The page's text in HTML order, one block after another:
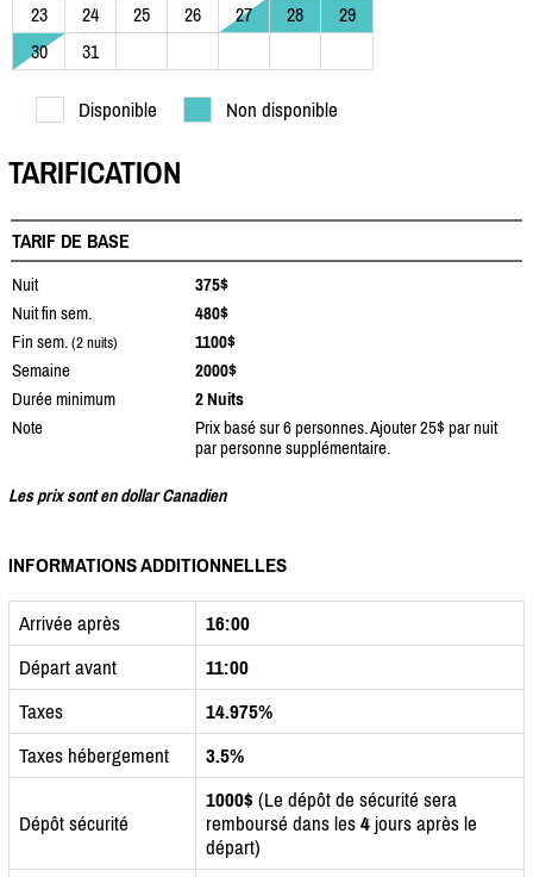
23
24 25 26 27 28
29
30
31
Disponible Non disponible
TARIFICATION
TARIF DE BASE
Nuit
375$
Nuit fin sem.
480$
Fin sem. (2 nuits)
1100$
Semaine
2000$
Durée minimum
2 Nuits
Note
Prix basé sur 6 personnes. Ajouter 25$ par nuit
par personne supplémentaire.
Les prix sont en dollar Canadien
INFORMATIONS ADDITIONNELLES
Arrivée après
16:00
Départ avant
11:00
Taxes
14.975%
Taxes hébergement
3.5%
Dépôt sécurité
1000$ (Le dépôt de sécurité sera
remboursé dans les 4 jours après le
départ)